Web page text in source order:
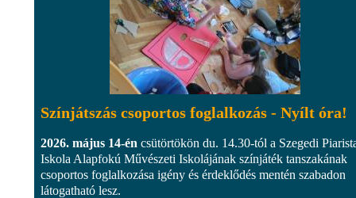
Színjátszás csoportos foglalkozás - Nyílt óra!
2026. május 14-én csütörtökön du. 14.30-tól a Szegedi
Iskola Alapfokú Művészeti Iskolájának színjáték tanszakának
csoportos foglalkozása igény és érdeklődés mentén szabadon
látogatható lesz.